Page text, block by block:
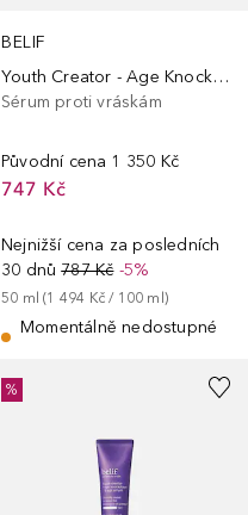
BELIF
Youth Creator - Age Knockdown Bomb Serum
Sérum proti vráskám
Původní cena 1 350 Kč
747 Kč
Nejnižší cena za posledních
30 dnů 787 Kč-5%
50 ml (1 494 Kč / 100 ml )
Momentálně nedostupné
%